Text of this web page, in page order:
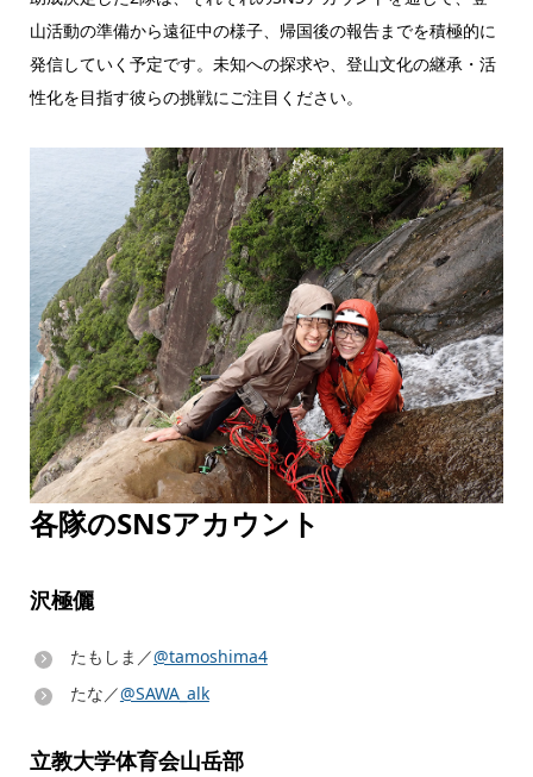
山活動の準備から遠征中の様子、帰国後の報告までを積極的に
発信していく予定です。未知への探求や、登山文化の継承・活
性化を目指す彼らの挑戦にご注目ください。
各隊のSNSアカウント
沢極儷
たもしま／@tamoshima4
たな／@SAWA_alk
立教大学体育会山岳部